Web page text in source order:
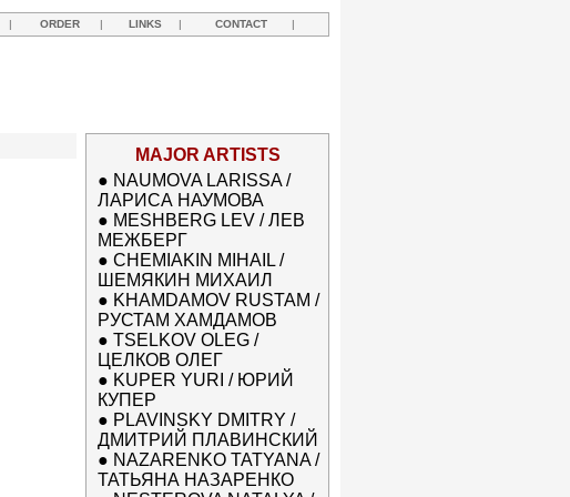
| ORDER | LINKS | CONTACT |
MAJOR ARTISTS
● NAUMOVA LARISSA /
ЛАРИСА НАУМОВА
● MESHBERG LEV / ЛЕВ
МЕЖБЕРГ
● CHEMIAKIN MIHAIL /
ШЕМЯКИН МИХАИЛ
● KHAMDAMOV RUSTAM /
РУСТАМ ХАМДАМОВ
● TSELKOV OLEG /
ЦЕЛКОВ ОЛЕГ
● KUPER YURI / ЮРИЙ
КУПЕР
● PLAVINSKY DMITRY /
ДМИТРИЙ ПЛАВИНСКИЙ
● NAZARENKO TATYANA /
ТАТЬЯНА НАЗАРЕНКО